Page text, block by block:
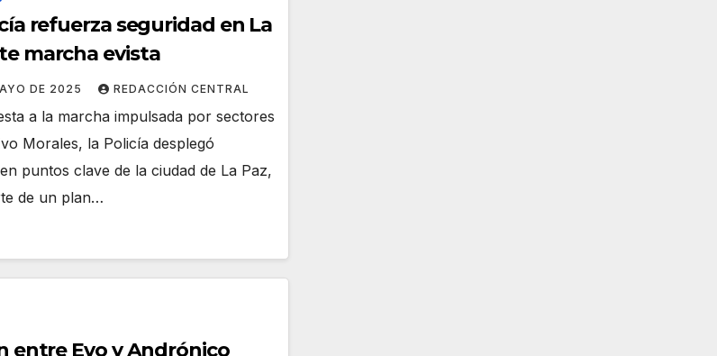
refuerza seguridad en La
marcha evista
DE 2025 REDACCIÓN CENTRAL
a la marcha impulsada por sectores
Morales, la Policía desplegó
puntos clave de la ciudad de La Paz,
de un plan…
entre Evo y Andrónico